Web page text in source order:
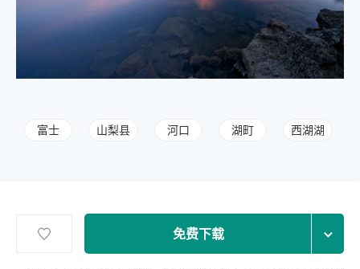
富士 山梨县 河口 湖町 西湖湖
免费下载